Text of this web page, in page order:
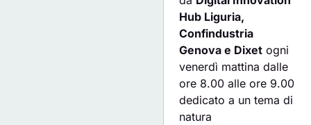
Hub Liguria,
Confindustria
Genova e Dixet ogni
venerdì mattina dalle
ore 8.00 alle ore 9.00
dedicato a un tema di
natura